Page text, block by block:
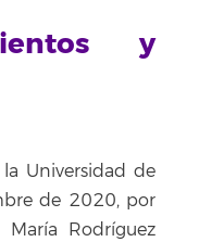
y
Universidad de
de 2020, por
Rodríguez